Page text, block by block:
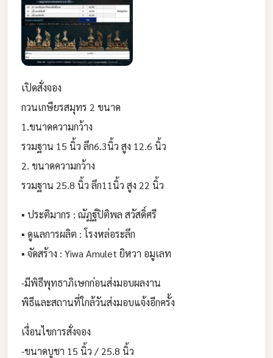
เปิดสั่งจอง
กวนเกษียรสมุทร 2 ขนาด
1.ขนาดความกว้าง
รวมฐาน 15 นิ้ว ลึก6.3นิ้ว สูง 12.6 นิ้ว
2. ขนาดความกว้าง
รวมฐาน 25.8 นิ้ว ลึก11นิ้ว สูง 22 นิ้ว
▪︎ ประติมากร : ณัฏฐ์ปิติพล สวัสดิ์ศรี
▪︎ ดูแลการผลิต : โรงหล่อระลึก
▪︎ จัดสร้าง : Yiwa Amulet ยิหวา อมูเลท
-มีพิธีพุทธาภิเษกก่อนส่งมอบผลงาน
พิธีและสถานที่ใกล้วันส่งมอบแจ้งอีกครั้ง
เงื่อนไขการสั่งจอง
-ขนาดบูชา 15 นิ้ว / 25.8 นิ้ว